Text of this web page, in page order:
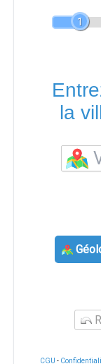
1
la
CGU -